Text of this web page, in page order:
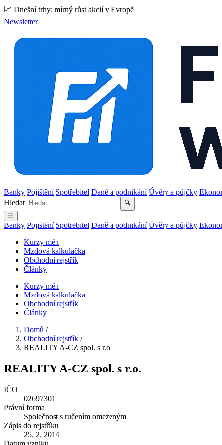
📈 Dnešní trhy: mírný růst akcií v Evropě
Newsletter
Banky Pojištění Spotřebitel Daně a podnikání Úvěry a půjčky
Hledat
🔍
☰
Banky Pojištění Spotřebitel Daně a podnikání Úvěry a půjčky
Kurzy měn
Mzdová kalkulačka
Obchodní rejstřík
Články
Kurzy měn
Mzdová kalkulačka
Obchodní rejstřík
Články
Domů /
Obchodní rejstřík /
REALITY A-CZ spol. s r.o.
REALITY A-CZ spol. s r.o.
IČO
02697301
Právní forma
Společnost s ručením omezeným
Zápis do rejstříku
25. 2. 2014
Datum vzniku